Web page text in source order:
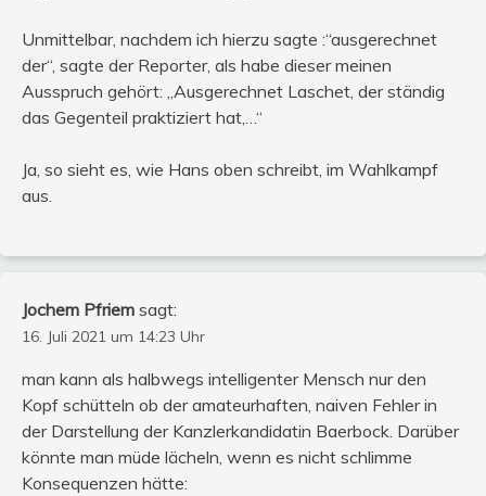
Unmittelbar, nachdem ich hierzu sagte :“ausgerechnet
der“, sagte der Reporter, als habe dieser meinen
Ausspruch gehört: „Ausgerechnet Laschet, der ständig
das Gegenteil praktiziert hat,…“
Ja, so sieht es, wie Hans oben schreibt, im Wahlkampf
aus.
Jochem Pfriem sagt:
16. Juli 2021 um 14:23 Uhr
man kann als halbwegs intelligenter Mensch nur den
Kopf schütteln ob der amateurhaften, naiven Fehler in
der Darstellung der Kanzlerkandidatin Baerbock. Darüber
könnte man müde lächeln, wenn es nicht schlimme
Konsequenzen hätte: